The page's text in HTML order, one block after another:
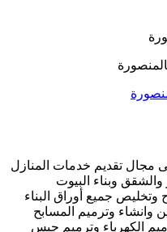
تقديم خدمات المنازل
وبناء البيوت
جميع أوراق البناء
وترميم المسابح
الكهرباء وترميم جبس